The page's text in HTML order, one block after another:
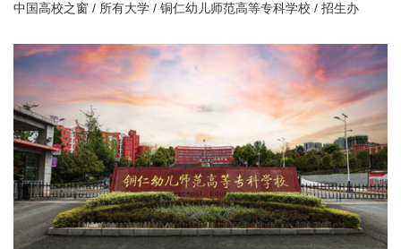
中国高校之窗 / 所有大学 / 铜仁幼儿师范高等专科学校 / 招生办